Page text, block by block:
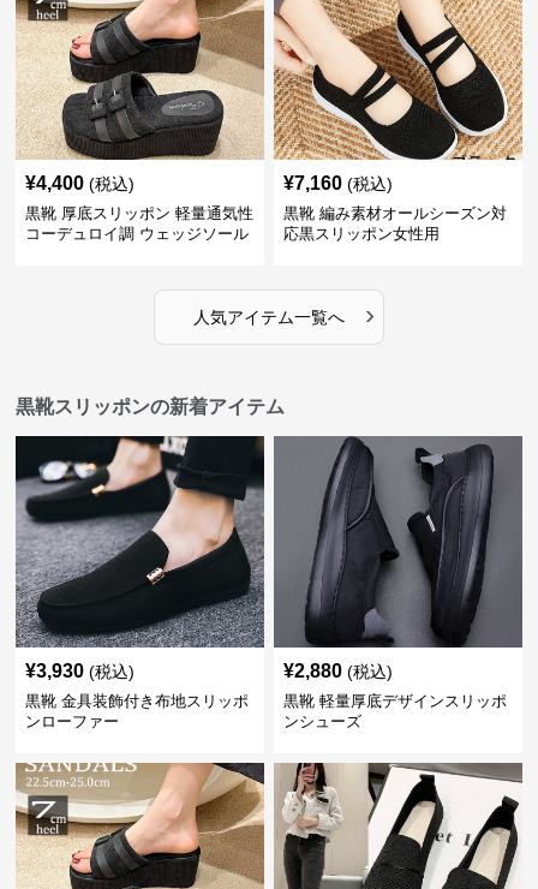
¥4,400 (税込)
黒靴 厚底スリッポン 軽量通気性
コーデュロイ調 ウェッジソール
¥7,160 (税込)
黒靴 編み素材オールシーズン対
応黒スリッポン女性用
人気アイテム一覧へ ›
黒靴スリッポンの新着アイテム
¥3,930 (税込)
黒靴 金具装飾付き布地スリッポ
ンローファー
¥2,880 (税込)
黒靴 軽量厚底デザインスリッポ
ンシューズ